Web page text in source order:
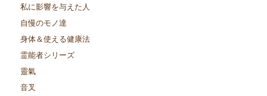
私に影響を与えた人
自慢のモノ達
身体＆使える健康法
霊能者シリーズ
靈氣
音叉